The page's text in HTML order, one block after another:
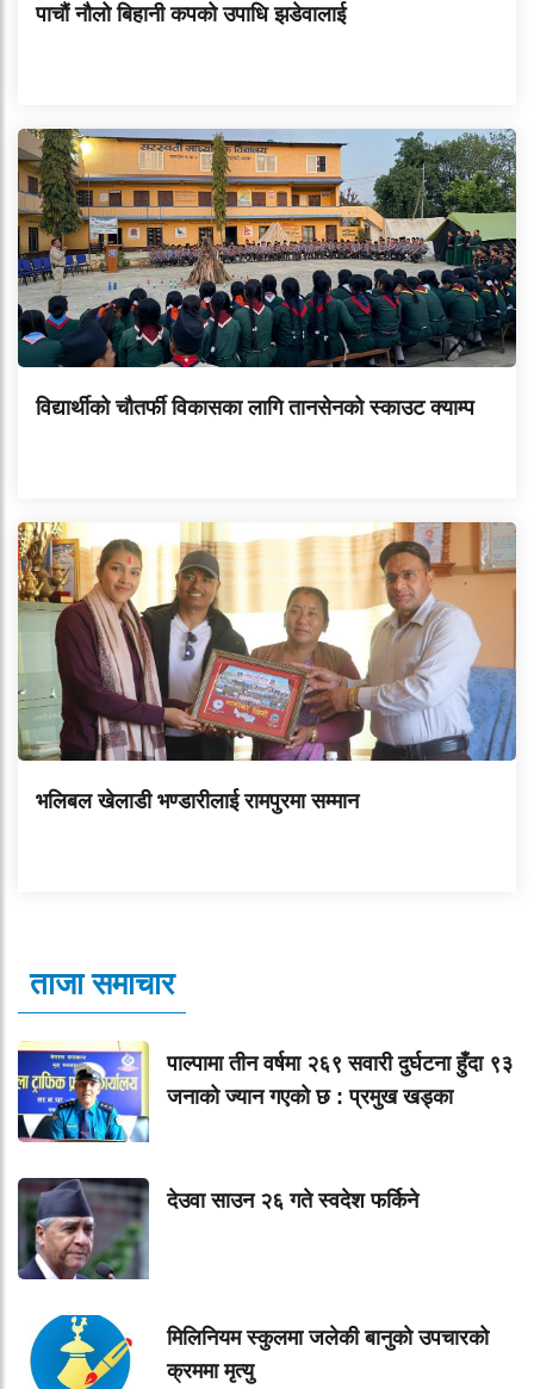
पाचौं नौलो बिहानी कपको उपाधि झडेवालाई
विद्यार्थीको चौतर्फी विकासका लागि तानसेनको स्काउट क्याम्प
भलिबल खेलाडी भण्डारीलाई रामपुरमा सम्मान
ताजा समाचार
पाल्पामा तीन वर्षमा २६९ सवारी दुर्घटना हुँदा ९३
जनाको ज्यान गएको छ : प्रमुख खड्का
देउवा साउन २६ गते स्वदेश फर्किने
मिलिनियम स्कुलमा जलेकी बानुको उपचारको
क्रममा मृत्यु